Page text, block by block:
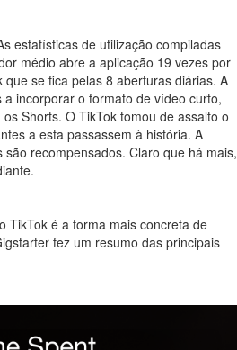
estatísticas de utilização compiladas
médio abre a aplicação 19 vezes por
se fica pelas 8 aberturas diárias. A
incorporar o formato de vídeo curto,
Shorts. O TikTok tomou de assalto o
a esta passassem à história. A
recompensados. Claro que há mais,
TikTok é a forma mais concreta de
fez um resumo das principais